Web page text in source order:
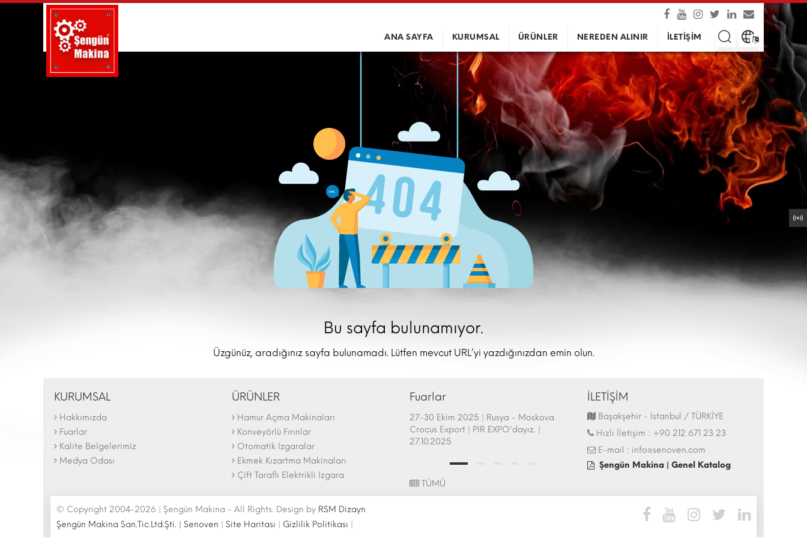
ANA SAYFA KURUMSAL ÜRÜNLER NEREDEN ALINIR İLETİŞİM
Bu sayfa bulunamıyor.
Üzgünüz, aradığınız sayfa bulunamadı. Lütfen mevcut URL’yi yazdığınızdan emin olun.
KURUMSAL
Hakkımızda
Fuarlar
Kalite Belgelerimiz
Medya Odası
ÜRÜNLER
Hamur Açma Makinaları
Konveyörlü Fırınlar
Otomatik Izgaralar
Ekmek Kızartma Makinaları
Çift Taraflı Elektrikli Izgara
Fuarlar
The Nafem Show - Atlanta 26-28 Şubat
2025 Fuarı Katılımı | 26.02.2025
27-30 Ekim 2025 | Rusya - Moskova
Crocus Export | PIR EXPO'dayız. |
27.10.2025
44.İtalya - HostMilano 17-21 Ekim 2025
Fuarı Katılımı | 13.10.2025
TÜMÜ
İLETİŞİM
Başakşehir - İstanbul / TÜRKİYE
Hızlı İletişim : +90 212 671 23 23
E-mail : info@senoven.com
Şengün Makina | Genel Katalog
© Copyright 2004-2026 | Şengün Makina - All Rights. Design by RSM Dizayn
Şengün Makina San.Tic.Ltd.Şti. | Senoven | Site Haritası | Gizlilik Politikası |